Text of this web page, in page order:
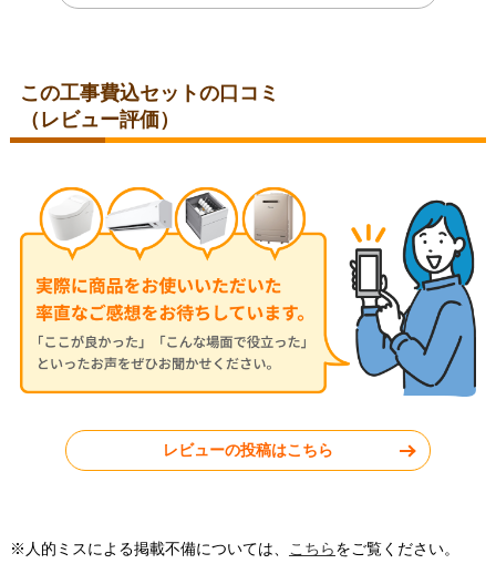
埼玉県比企郡
コロナ ルームエアコン RC-
V2826R-W
神奈川県秦野市
三菱 ルームエアコン MSZ-
JXV2526-W
東京都小平市
工事実績をもっと見る
この工事費込セットの口コミ
（レビュー評価）
レビューの投稿はこちら
※人的ミスによる掲載不備については、 こちらをご覧ください。